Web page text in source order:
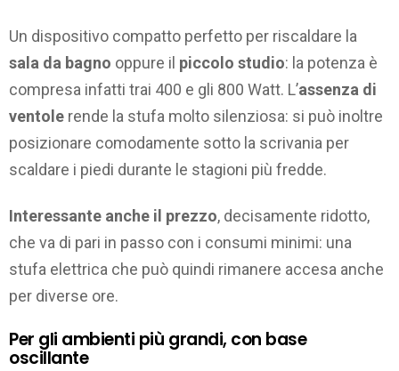
Un dispositivo compatto perfetto per riscaldare la
sala da bagno oppure il piccolo studio: la potenza è
compresa infatti trai 400 e gli 800 Watt. L’assenza di
ventole rende la stufa molto silenziosa: si può inoltre
posizionare comodamente sotto la scrivania per
scaldare i piedi durante le stagioni più fredde.
Interessante anche il prezzo, decisamente ridotto,
che va di pari in passo con i consumi minimi: una
stufa elettrica che può quindi rimanere accesa anche
per diverse ore.
Per gli ambienti più grandi, con base
oscillante